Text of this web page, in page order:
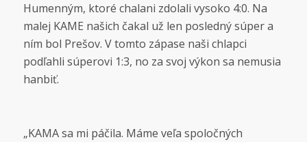
Humenným, ktoré chalani zdolali vysoko 4:0. Na
malej KAME našich čakal už len posledný súper a
ním bol Prešov. V tomto zápase naši chlapci
podľahli súperovi 1:3, no za svoj výkon sa nemusia
hanbiť.
„KAMA sa mi páčila. Máme veľa spoločných